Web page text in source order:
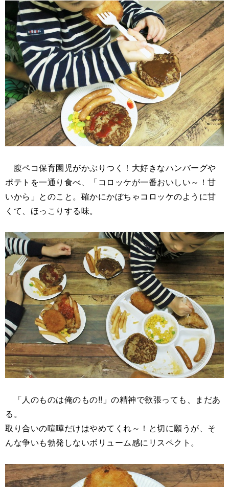
腹ペコ保育園児がかぶりつく！大好きなハンバーグや
ポテトを一通り食べ、「コロッケが一番おいしい～！甘
いから」とのこと。確かにかぼちゃコロッケのように甘
くて、ほっこりする味。
「人のものは俺のもの!!」の精神で欲張っても、まだあ
る。
取り合いの喧嘩だけはやめてくれ～！と切に願うが、そ
んな争いも勃発しないボリューム感にリスペクト。